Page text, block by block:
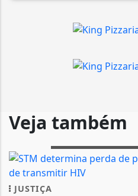
Veja também
JUSTIÇA